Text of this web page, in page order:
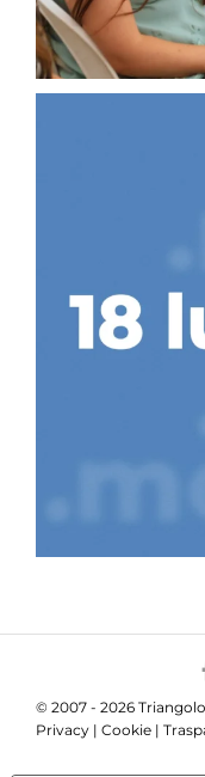
© 2007 - 2026
Privacy | Cookie |